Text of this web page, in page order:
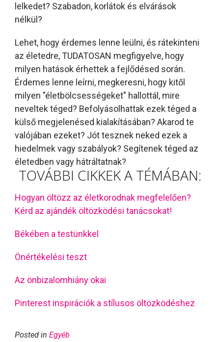
lelkedet? Szabadon, korlátok és elvárások
nélkül?
Lehet, hogy érdemes lenne leülni, és rátekinteni
az életedre, TUDATOSAN megfigyelve, hogy
milyen hatások érhettek a fejlődésed során.
Érdemes lenne leírni, megkeresni, hogy kitől
milyen "életbölcsességeket" hallottál, mire
neveltek téged? Befolyásolhattak ezek téged a
külső megjelenésed kialakításában? Akarod te
valójában ezeket? Jót tesznek neked ezek a
hiedelmek vagy szabályok? Segítenek téged az
életedben vagy hátráltatnak?
TOVÁBBI CIKKEK A TÉMÁBAN:
Hogyan öltözz az életkorodnak megfelelően?
Kérd az ajándék öltözködési tanácsokat!
Békében a testünkkel
Önértékelési teszt
Az önbizalomhiány okai
Pinterest inspirációk a stílusos öltözködéshez
Posted in Egyéb